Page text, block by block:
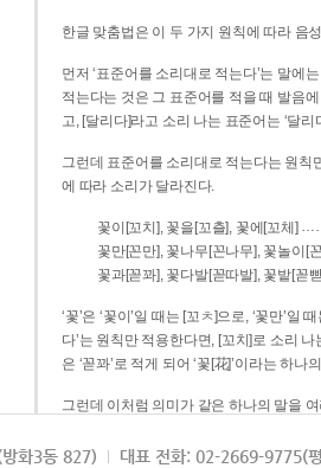
한글 맞춤법은 이 두 가지 원칙에 따라 음
먼저 ‘표준어를 소리대로 적는다’는 말에
적는다는 것은 그 표준어를 적을 때 발음에 따라 적는다는 뜻이다. 이를테면
고, [달리다]라고 소리 나는 표준어는 ‘달리
그런데 표준어를 소리대로 적는다는 원칙
에 따라 소리가 달라진다.
꽃이[꼬치], 꽃을[꼬츨], 꽃에[꼬체]
꽃만[꼰만], 꽃나무[꼰나무], 꽃놀이[
꽃과[꼳꽈], 꽃다발[꼳따발], 꽃밭[꼳
‘꽃’은 ‘꽃이’일 때는 [꼬ㅊ]으로, ‘꽃만’일
다’는 원칙만 적용한다면, [꼬치]로 소리 나는 말은 ‘꼬치’로, [꼰만]으로 소리 나는 말은
은 ‘꼳꽈’로 적게 되어 ‘꽃[花]’이라는 하
그런데 이처럼 의미가 같은 하나의 말을
되게 적는 것이 의미를 파악하는 데 효과
화3동 827) 대표 전화: 02-2669-9775(